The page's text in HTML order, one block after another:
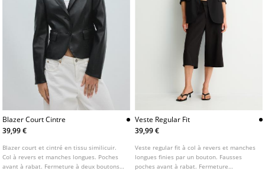
Blazer Court Cintre
39,99 €
Blazer court et cintré en tissu similicuir.
Col à revers et manches longues. Poches
avant à rabat. Fermeture à deux boutons
Veste Regular Fit
39,99 €
Veste regular fit à col à revers et manches
longues finies par un bouton. Fausses
poches avant à rabat. Fermeture